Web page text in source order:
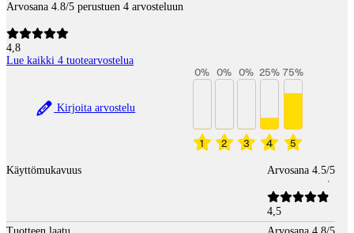
Arvosana 4.8/5 perustuen 4 arvosteluun
4,8
Lue kaikki 4 tuotearvostelua
Kirjoita arvostelu
1
0%
2
0%
3
0%
4
25%
5
75%
Käyttömukavuus Arvosana 4.5/5
4,5